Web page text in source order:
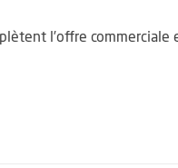
l’offre commerciale